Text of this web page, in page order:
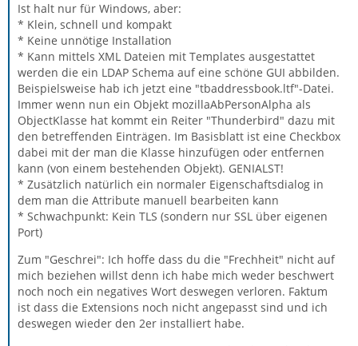
Ist halt nur für Windows, aber:
* Klein, schnell und kompakt
* Keine unnötige Installation
* Kann mittels XML Dateien mit Templates ausgestattet
werden die ein LDAP Schema auf eine schöne GUI abbilden.
Beispielsweise hab ich jetzt eine "tbaddressbook.ltf"-Datei.
Immer wenn nun ein Objekt mozillaAbPersonAlpha als
ObjectKlasse hat kommt ein Reiter "Thunderbird" dazu mit
den betreffenden Einträgen. Im Basisblatt ist eine Checkbox
dabei mit der man die Klasse hinzufügen oder entfernen
kann (von einem bestehenden Objekt). GENIALST!
* Zusätzlich natürlich ein normaler Eigenschaftsdialog in
dem man die Attribute manuell bearbeiten kann
* Schwachpunkt: Kein TLS (sondern nur SSL über eigenen
Port)
Zum "Geschrei": Ich hoffe dass du die "Frechheit" nicht auf
mich beziehen willst denn ich habe mich weder beschwert
noch noch ein negatives Wort deswegen verloren. Faktum
ist dass die Extensions noch nicht angepasst sind und ich
deswegen wieder den 2er installiert habe.